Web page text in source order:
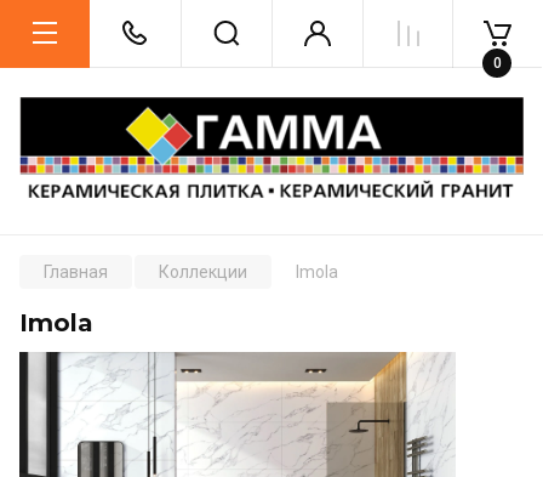
0
Главная Коллекции Imola
Imola